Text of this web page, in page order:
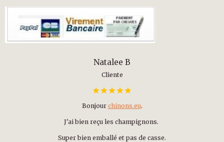
Natalee B
Cliente
Bonjour chinons.eu.
J'ai bien reçu les champignons.
Super bien emballé et pas de casse.